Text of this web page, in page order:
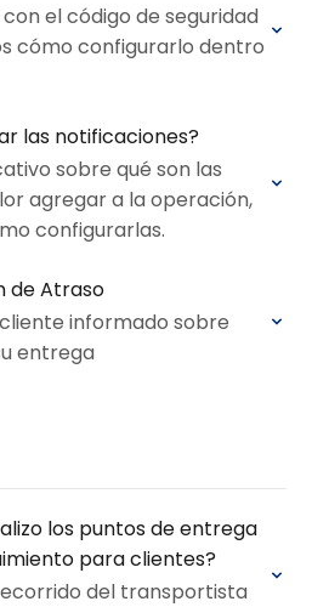
el código de seguridad
cómo configurarlo dentro
las notificaciones?
sobre qué son las
agregar a la operación,
configurarlas.
de Atraso
informado sobre
entrega
los puntos de entrega
para clientes?
del transportista